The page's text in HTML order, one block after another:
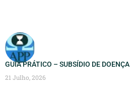
GUIA PRÁTICO – SUBSÍDIO DE DOENÇA
21 Julho, 2026